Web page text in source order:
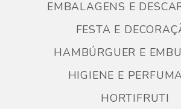
EMBALAGENS E
FESTA E
HAMBÚRGUER E
HIGIENE E
HORTIFRUTI